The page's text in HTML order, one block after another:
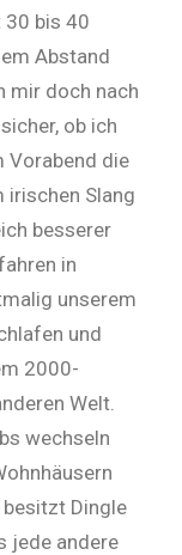
30 bis 40
Abstand
mir doch nach
ob ich
Vorabend die
irischen Slang
besserer
in
unserem
und
2000-
Welt.
wechseln
besitzt Dingle
jede andere